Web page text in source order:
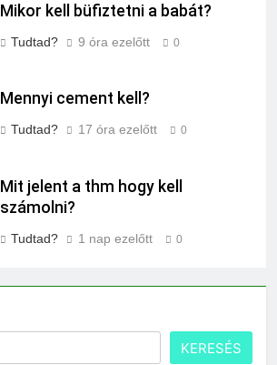
Mikor kell büfiztetni a babát?
Tudtad? 9 óra ezelőtt 0
Mennyi cement kell?
Tudtad? 17 óra ezelőtt 0
Mit jelent a thm hogy kell
számolni?
Tudtad? 1 nap ezelőtt 0
KERESÉS